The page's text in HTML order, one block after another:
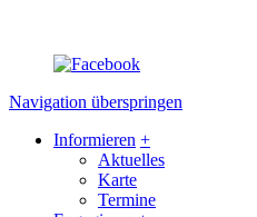
Navigation überspringen
Informieren +
Aktuelles
Karte
Termine